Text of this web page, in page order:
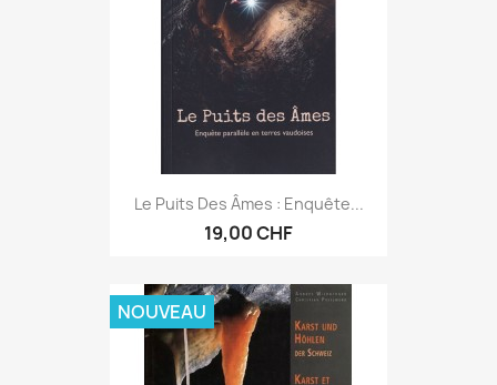
Le Puits Des Âmes : Enquête...
19,00 CHF
NOUVEAU